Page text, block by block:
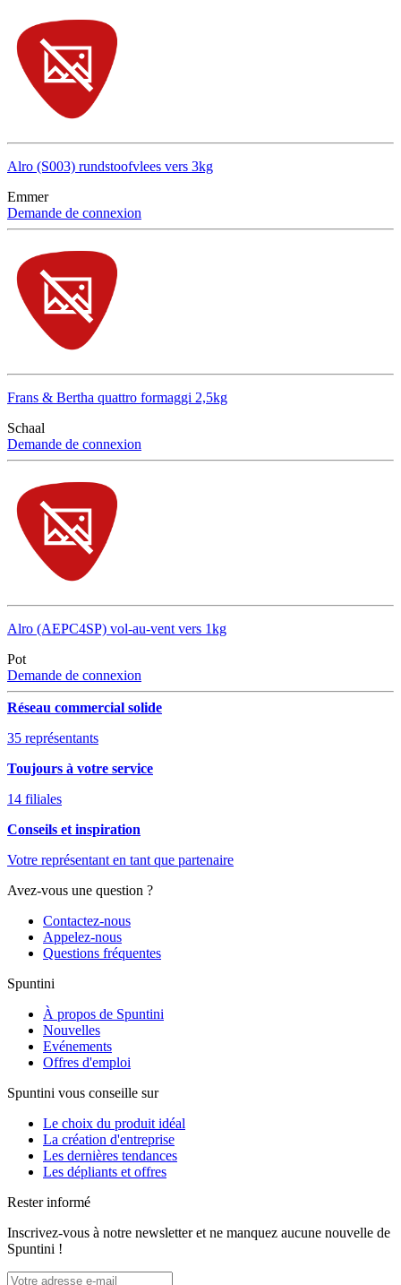
Alro (S003) rundstoofvlees vers 3kg
Emmer
Demande de connexion
Frans & Bertha quattro formaggi 2,5kg
Schaal
Demande de connexion
Alro (AEPC4SP) vol-au-vent vers 1kg
Pot
Demande de connexion
Réseau commercial solide
35 représentants
Toujours à votre service
14 filiales
Conseils et inspiration
Votre représentant en tant que partenaire
Avez-vous une question ?
Contactez-nous
Appelez-nous
Questions fréquentes
Spuntini
À propos de Spuntini
Nouvelles
Evénements
Offres d'emploi
Spuntini vous conseille sur
Le choix du produit idéal
La création d'entreprise
Les dernières tendances
Les dépliants et offres
Rester informé
Inscrivez-vous à notre newsletter et ne manquez aucune nouvelle de
Spuntini !